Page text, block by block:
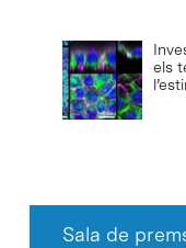
els
Sala de